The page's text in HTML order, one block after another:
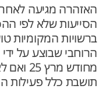
האזהרה מגיעה
הסייעות שלא לפי
ברשויות המקומיות
הרוחבי שבוצע על
תושבת כלל פעילות